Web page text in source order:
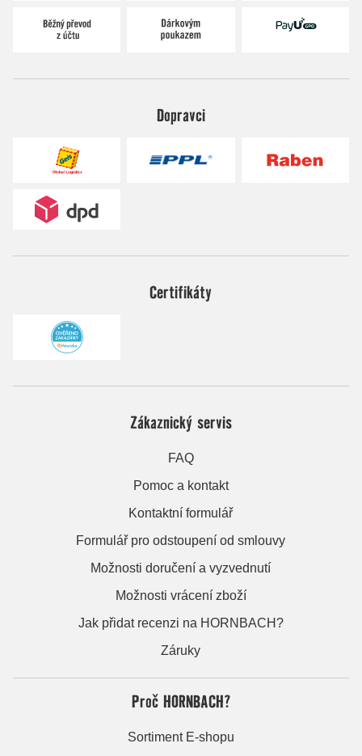
Dopravci
Certifikáty
Zákaznický servis
FAQ
Pomoc a kontakt
Kontaktní formulář
Formulář pro odstoupení od smlouvy
Možnosti doručení a vyzvednutí
Možnosti vrácení zboží
Jak přidat recenzi na HORNBACH?
Záruky
Proč HORNBACH?
Sortiment E-shopu